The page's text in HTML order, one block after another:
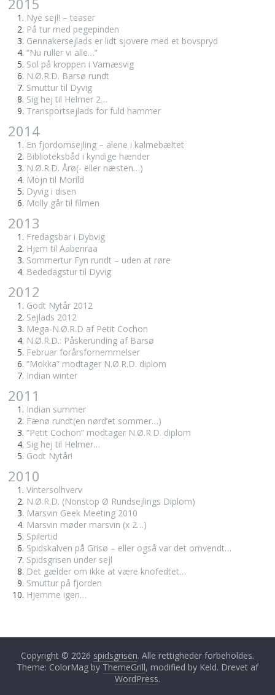
2015
Nye sejl! – teaser
På tur med pegepinden
Gennakersejlads er lidt sjovere med et bovspryd
“Nu ruller vi alle…”
Sol på kroppen i Varnæsvig
N.Ø.R.D. Barsø rundt
Smuttur til Dyvig
Sig hej til Helmer 2…
Transportsejlads for fuld hammer
2014
En fjordomsejling – alene i kalmebæltet
Biblioteksbåd i kyndige hænder
N.Ø.R.D. Årø(- eller næsten…)
Mojn til Morild
Dyvig i disen
Molly går til filmen
2013
Fredagsbar i Dybvig
Hjem til Aabenraa
Sommertur Fyn rundt – uden at røre
Bededagstur til Dyvig
2012
Godt Nytår 2012
Sejlads 2012
Mega-N.Ø.R.D af Petit Cochon
N.Ø.R.D.: Påskerunding af Barsø
Februar forårsfornemmelser
“Mokka” modtager N.Ø.R.D. diplom
Indian winter
2011
Indian summer
Fænø rundt(en nørd’et sommer…)
“Petit Cochon” modtager N.Ø.R.D. diplom
Sig hej til Helmer…
Godt Nytår!
2010
Vintersolhverv
N.Ø.R.D. (Nonstop Ø Rundsejlings Diplom)
Marsvin Geek Meeting 2010
Marsvin møder marsvin (x 2…)
Spilertid
Spidskalven på Grisø – eller også var det omvendt…
Spidsgrisen under sejl
Det gælder om ikke at være knofedtet…
Smuttur på fjorden
Hjemme igen…
Copyright © 2026 spidsgrisen. Alle rettigheder forbeholdes.
Theme: ColorMag by ThemeGrill, modified by Keld. Drevet af
WordPress.